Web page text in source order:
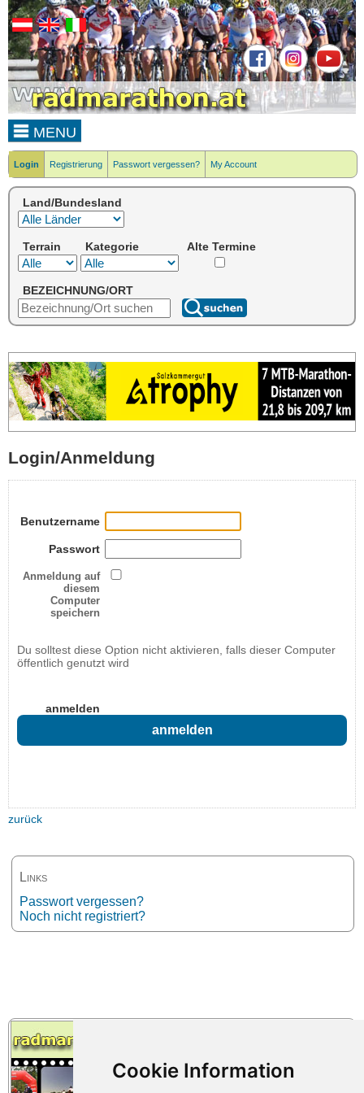
MENU
Login Registrierung Passwort vergessen? My Account
Land/Bundesland
Terrain Kategorie Alte Termine
BEZEICHNUNG/ORT
Login/Anmeldung
Links
Passwort vergessen?
Noch nicht registriert?
Benutzername
Passwort
Anmeldung auf
diesem
Computer
speichern
Du solltest diese Option nicht aktivieren, falls dieser Computer
öffentlich genutzt wird
anmelden
zurück